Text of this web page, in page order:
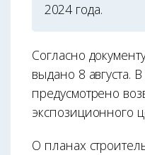
2024 года.
Согласно
выдано 8 августа.
предусмотрено
экспозиционного
О планах